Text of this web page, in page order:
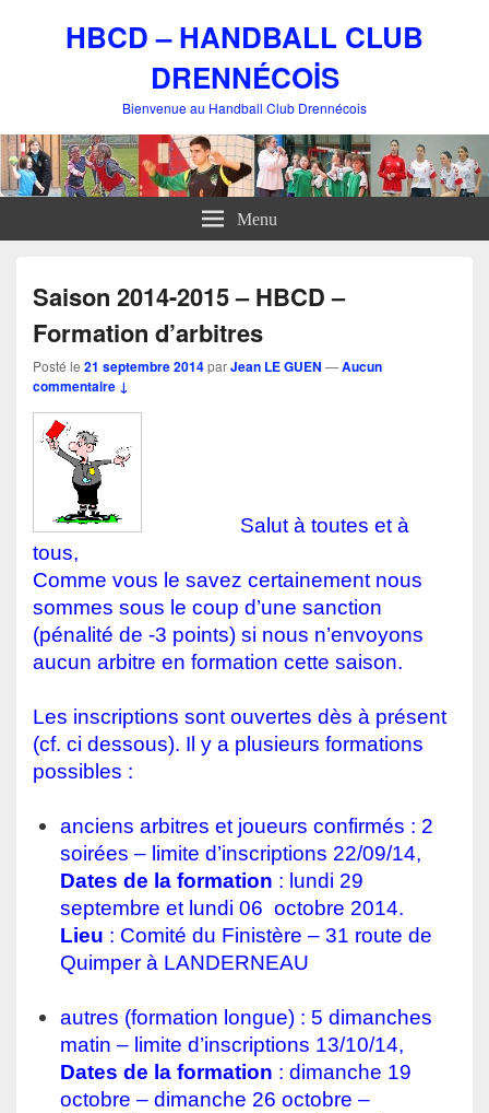
HBCD – HANDBALL CLUB
DRENNÉCOİS
Bienvenue au Handball Club Drennécois
Menu
Saison 2014-2015 – HBCD –
Formation d’arbitres
Posté le 21 septembre 2014parJean LE GUEN —Aucun
commentaire ↓
Salut à toutes et à
tous,
Comme vous le savez certainement nous
sommes sous le coup d’une sanction
(pénalité de -3 points) si nous n’envoyons
aucun arbitre en formation cette saison.
Les inscriptions sont ouvertes dès à présent
(cf. ci dessous). Il y a plusieurs formations
possibles :
anciens arbitres et joueurs confirmés : 2
soirées – limite d’inscriptions 22/09/14,
Dates de la formation : lundi 29
septembre et lundi 06 octobre 2014.
Lieu : Comité du Finistère – 31 route de
Quimper à LANDERNEAU
autres (formation longue) : 5 dimanches
matin – limite d’inscriptions 13/10/14,
Dates de la formation : dimanche 19
octobre – dimanche 26 octobre –